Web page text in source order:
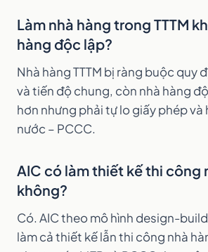
Làm nhà hàng trong TTTM
hàng độc lập?
Nhà hàng TTTM bị ràng buộc quy
và tiến độ chung, còn nhà hàng
hơn nhưng phải tự lo giấy phép và
nước – PCCC.
AIC có làm thiết kế thi công
không?
Có. AIC theo mô hình design-
làm cả thiết kế lẫn thi công nhà